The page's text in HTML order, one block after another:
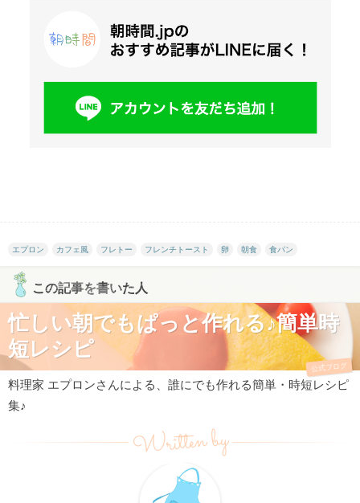
エプロン カフェ風 フレトー フレンチトースト 卵 朝食 食パン
この記事を書いた人
忙しい朝でもぱっと作れる♪簡単時
短レシピ
公式ブログ
料理家 エプロンさんによる、誰にでも作れる簡単・時短レシピ
集♪
Written by